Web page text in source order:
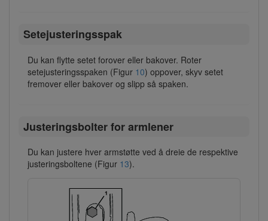
Setejusteringsspak
Du kan flytte setet forover eller bakover. Roter
setejusteringsspaken (Figur 10) oppover, skyv setet
fremover eller bakover og slipp så spaken.
Justeringsbolter for armlener
Du kan justere hver armstøtte ved å dreie de respektive
justeringsboltene (Figur 13).